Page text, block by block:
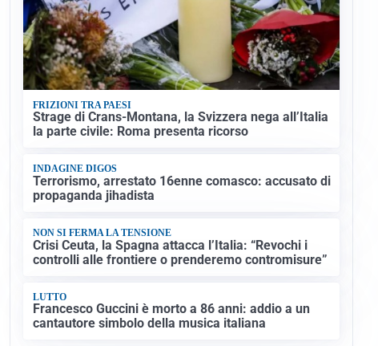
FRIZIONI TRA PAESI
Strage di Crans-Montana, la Svizzera nega all’Italia
la parte civile: Roma presenta ricorso
INDAGINE DIGOS
Terrorismo, arrestato 16enne comasco: accusato di
propaganda jihadista
NON SI FERMA LA TENSIONE
Crisi Ceuta, la Spagna attacca l’Italia: “Revochi i
controlli alle frontiere o prenderemo contromisure”
LUTTO
Francesco Guccini è morto a 86 anni: addio a un
cantautore simbolo della musica italiana